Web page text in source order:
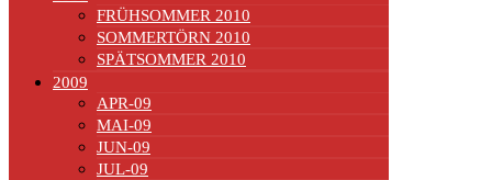
FRÜHSOMMER 2010
SOMMERTÖRN 2010
SPÄTSOMMER 2010
2009
APR-09
MAI-09
JUN-09
JUL-09